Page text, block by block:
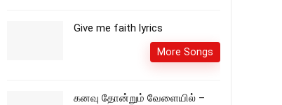
Give me faith lyrics
More Songs
கனவு தோன்றும் வேளையில் –